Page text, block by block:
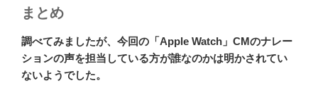
まとめ
調べてみましたが、今回の「Apple Watch」CMのナレー
ションの声を担当している方が誰なのかは明かされてい
ないようでした。